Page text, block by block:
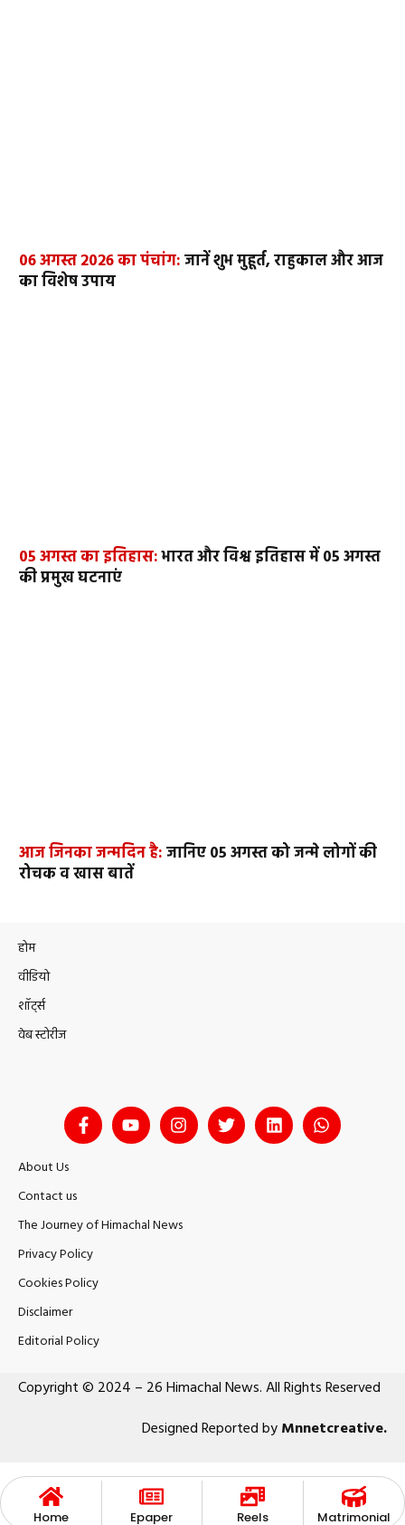
06 अगस्त 2026 का पंचांग:जानें शुभ मुहूर्त, राहुकाल और आज
का विशेष उपाय
05 अगस्त का इतिहास:भारत और विश्व इतिहास में 05 अगस्त
की प्रमुख घटनाएं
आज जिनका जन्मदिन है:जानिए 05 अगस्त को जन्मे लोगों की
रोचक व खास बातें
Home Epaper Reels Matrimonial
होम
वीडियो
शॉर्ट्स
वेब स्टोरीज
About Us
Contact us
The Journey of Himachal News
Privacy Policy
Cookies Policy
Disclaimer
Editorial Policy
Copyright © 2024 – 26 Himachal News. All Rights Reserved
Designed Reported byMnnetcreative.